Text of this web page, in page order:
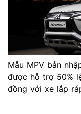
Mẫu MPV bản
được hỗ trợ 50%
đồng với xe lắp